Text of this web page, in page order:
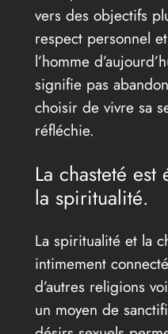
vers des objectifs
respect personnel
l’homme
signifie pas
choisir de vivre sa
réfléchie.
La chasteté
la spiritualité.
La spiritualité et la
intimement
d’autres religions
un moyen de